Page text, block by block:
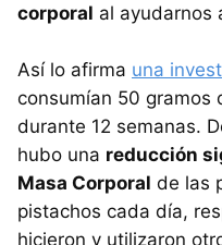
corporal al ayudarnos
Así lo afirma una
consumían 50 gramos
durante 12 semanas.
hubo una reducción
Masa Corporal de las
pistachos cada día,
hicieron y utilizaron